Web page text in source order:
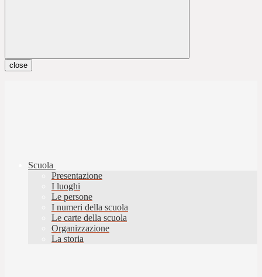
close
Scuola
Presentazione
I luoghi
Le persone
I numeri della scuola
Le carte della scuola
Organizzazione
La storia